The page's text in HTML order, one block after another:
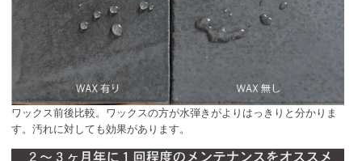
ワックス前後比較。ワックスの方が水弾きがよりはっきりと分かりま
す。汚れに対しても効果があります。